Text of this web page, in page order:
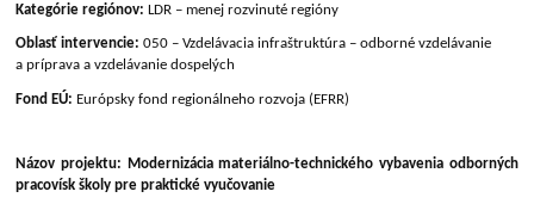
Kategórie regiónov:LDR – menej rozvinuté regióny
Oblasť intervencie:050 – Vzdelávacia infraštruktúra – odborné vzdelávanie
a príprava a vzdelávanie dospelých
Fond EÚ: Európsky fond regionálneho rozvoja (EFRR)
Názov projektu: Modernizácia materiálno-technického vybavenia odborných
pracovísk školy pre praktické vyučovanie